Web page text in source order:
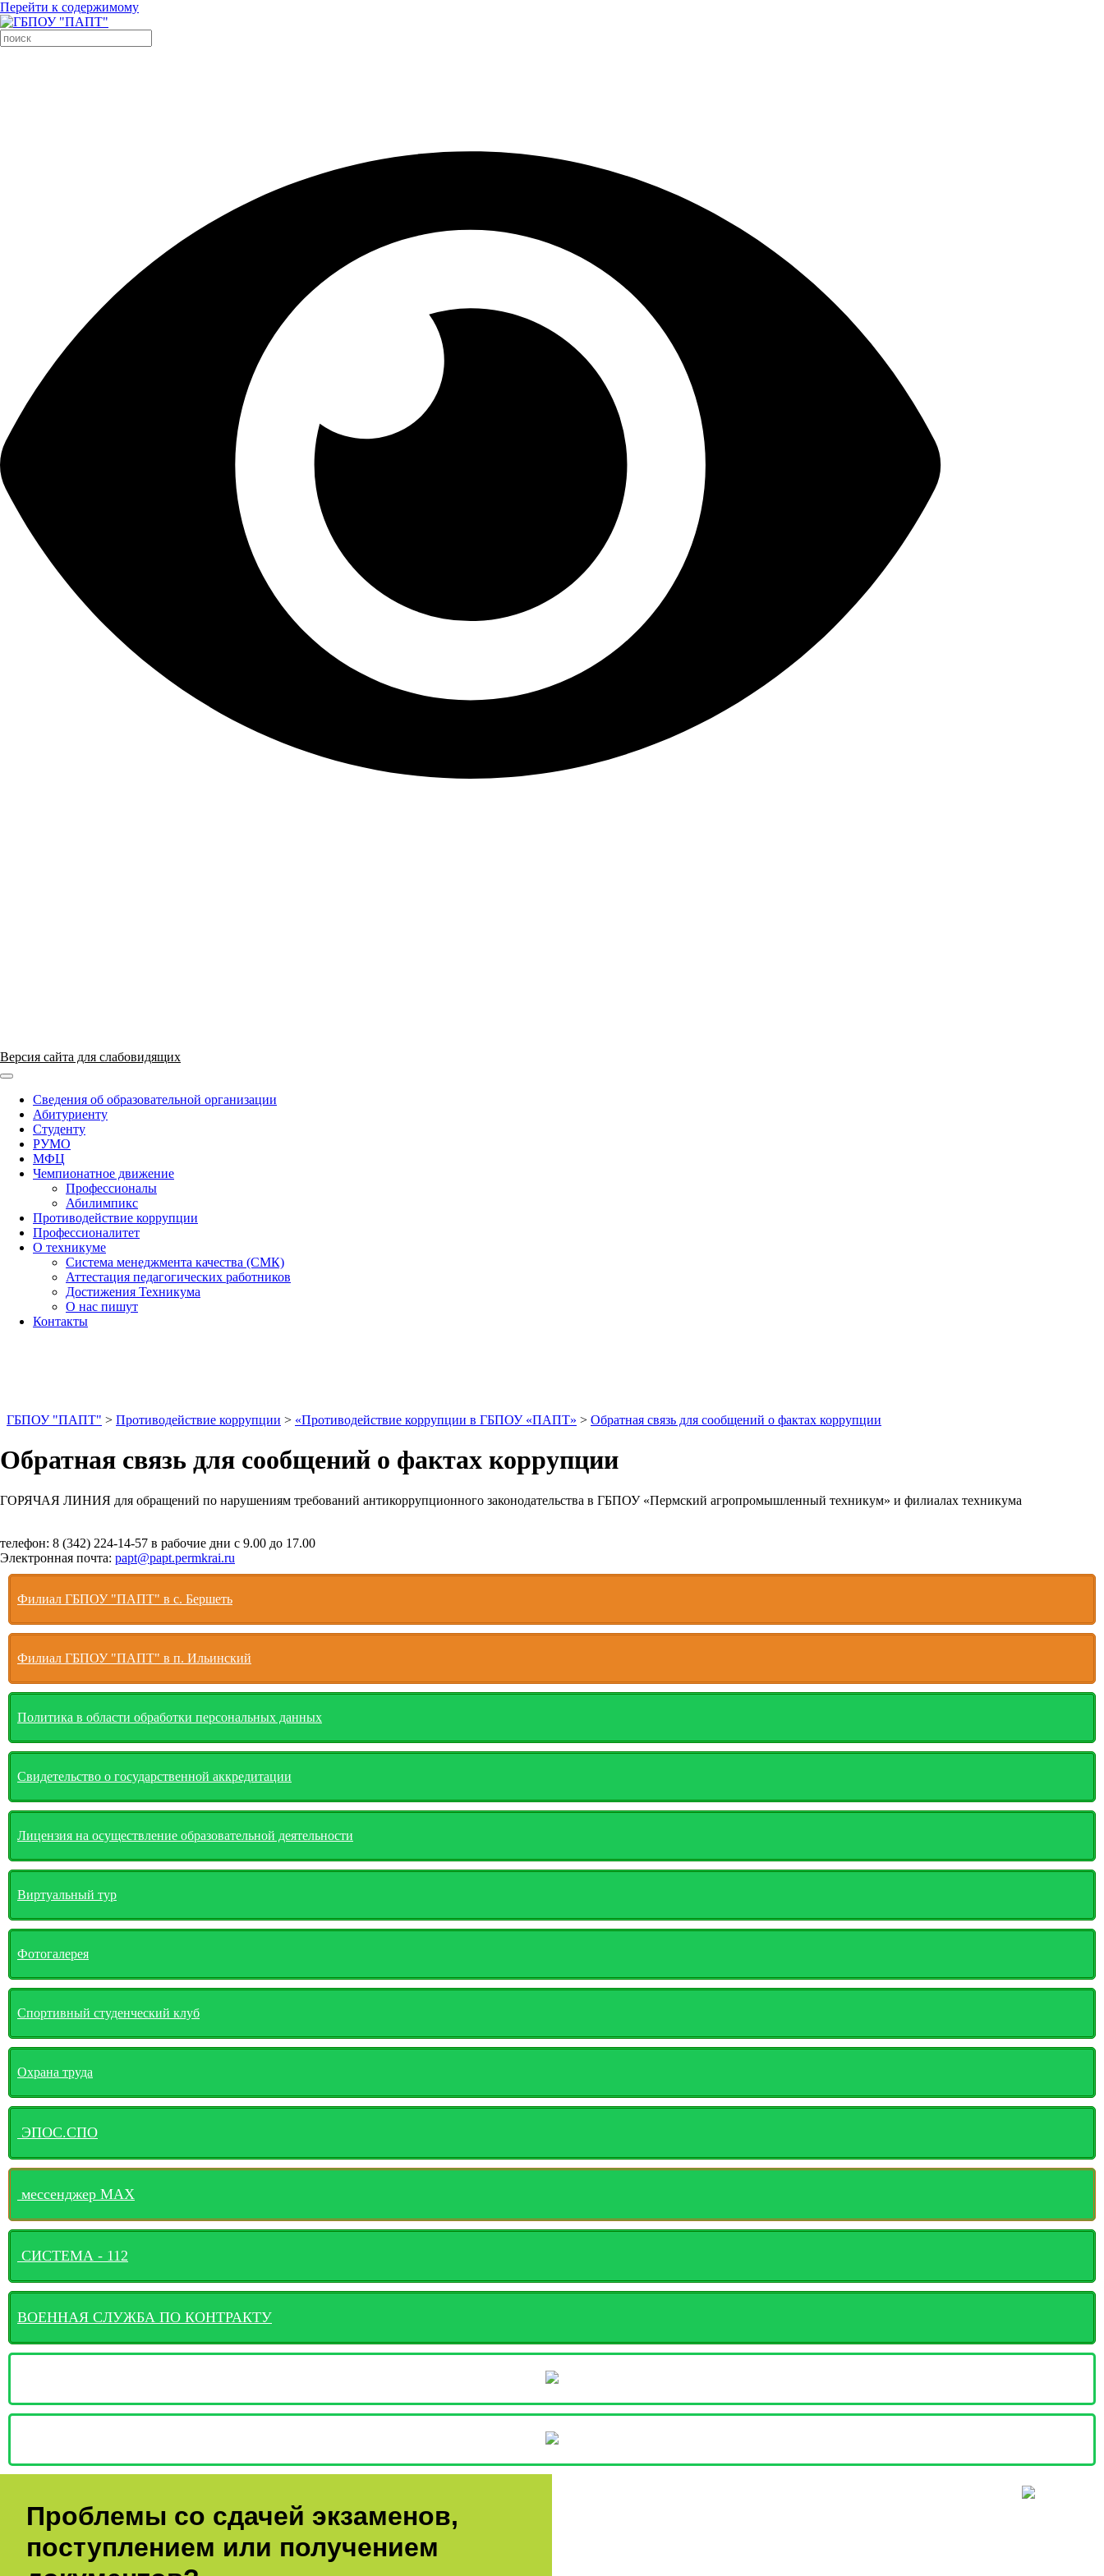
Перейти к содержимому
Версия сайта для слабовидящих
Сведения об образовательной организации
Абитуриенту
Студенту
РУМО
МФЦ
Чемпионатное движение
Профессионалы
Абилимпикс
Противодействие коррупции
Профессионалитет
О техникуме
Система менеджмента качества (СМК)
Аттестация педагогических работников
Достижения Техникума
О нас пишут
Контакты
ГБПОУ "ПАПТ" > Противодействие коррупции > «Противодействие коррупции в ГБПОУ «ПАПТ» > Обратная связь для сообщений о фактах коррупции
Обратная связь для сообщений о фактах коррупции
ГОРЯЧАЯ ЛИНИЯ для обращений по нарушениям требований антикоррупционного законодательства в ГБПОУ «Пермский агропромышленный техникум» и филиалах техникума
телефон: 8 (342) 224-14-57 в рабочие дни с 9.00 до 17.00
Электронная почта: papt@papt.permkrai.ru
Филиал ГБПОУ "ПАПТ" в с. Бершеть
Филиал ГБПОУ "ПАПТ" в п. Ильинский
Политика в области обработки персональных данных
Свидетельство о государственной аккредитации
Лицензия на осуществление образовательной деятельности
Виртуальный тур
Фотогалерея
Спортивный студенческий клуб
Охрана труда
ЭПОС.СПО
мессенджер MАХ
СИСТЕМА - 112
ВОЕННАЯ СЛУЖБА ПО КОНТРАКТУ
Проблемы со сдачей экзаменов,
поступлением или получением